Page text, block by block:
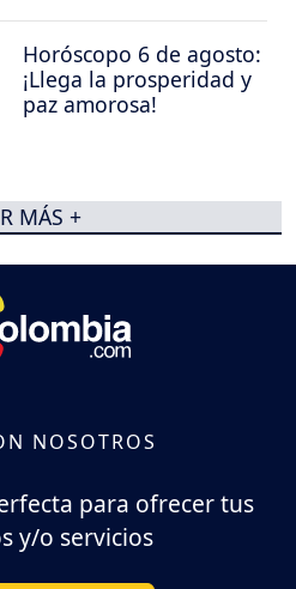
Horóscopo 6 de agosto:
¡Llega la prosperidad y
paz amorosa!
MÁS +
NOSOTROS
para ofrecer tus
y/o servicios